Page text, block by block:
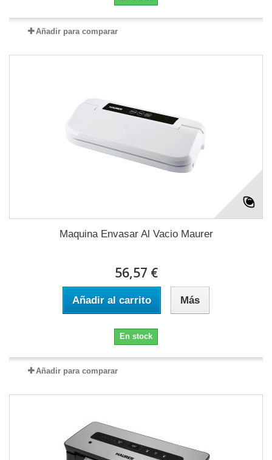
Añadir para comparar
Maquina Envasar Al Vacio Maurer
56,57 €
Añadir al carrito Más
En stock
Añadir para comparar